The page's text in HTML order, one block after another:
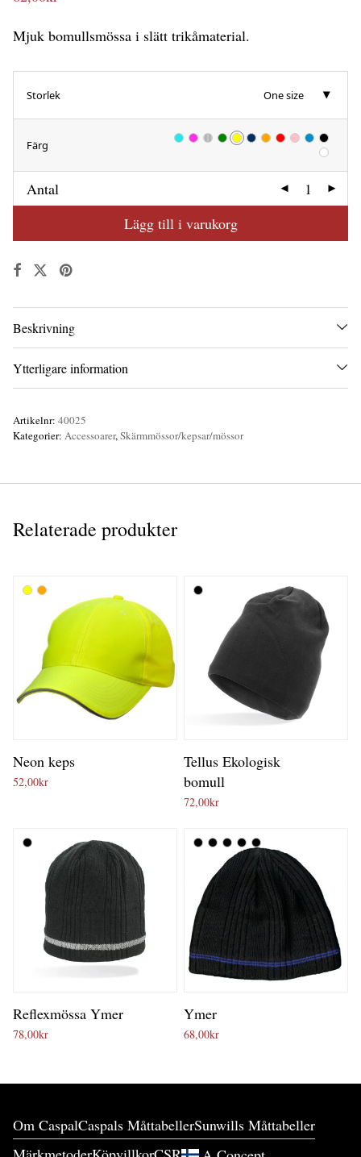
Mjuk bomullsmössa i slätt trikåmaterial.
Storlek One size
Färg
Antal
Lägg till i varukorg
Beskrivning
Ytterligare information
Artikelnr: 40025
Kategorier: Accessoarer,Skärmmössor/kepsar/mössor
Relaterade produkter
Neon keps
52,00kr
Tellus Ekologisk
bomull
72,00kr
Reflexmössa Ymer
78,00kr
Ymer
68,00kr
Om CaspalCaspals MåttabellerSunwills Måttabeller